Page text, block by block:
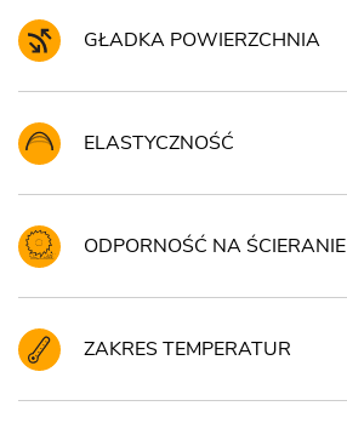
GŁADKA POWIERZCHNIA
ELASTYCZNOŚĆ
ODPORNOŚĆ NA ŚCIERANIE
ZAKRES TEMPERATUR